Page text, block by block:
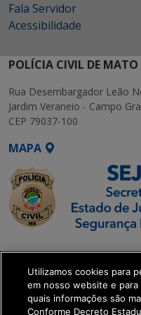
Fala Servidor
Acessibilidade
POLÍCIA CIVIL DE MATO
Rua Desembargador Leão
Jardim Veraneio - Campo
CEP 79037-100
MAPA
SETDIG | Secretaria-
Executiva de
Transformação Digital
Utilizamos cookies para
em nosso website e
quais informações são
Conforme Decreto